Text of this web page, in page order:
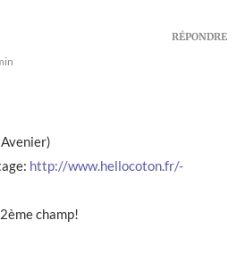
http://www.hellocoton.fr/-
champ!
RÉPONDRE